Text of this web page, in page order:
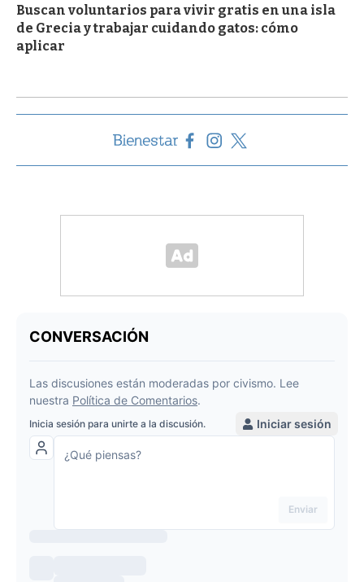
Buscan voluntarios para vivir gratis en una isla
de Grecia y trabajar cuidando gatos: cómo
aplicar